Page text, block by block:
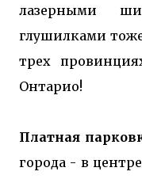
лазерными
глушилками
трех
Онтарио!
Платная
города - в